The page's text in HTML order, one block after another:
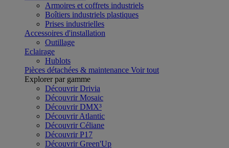
Armoires et coffrets industriels
Boîtiers industriels plastiques
Prises industrielles
Accessoires d'installation
Outillage
Eclairage
Hublots
Pièces détachées & maintenance Voir tout
Explorer par gamme
Découvrir Drivia
Découvrir Mosaic
Découvrir DMX³
Découvrir Atlantic
Découvrir Céliane
Découvrir P17
Découvrir Green'Up